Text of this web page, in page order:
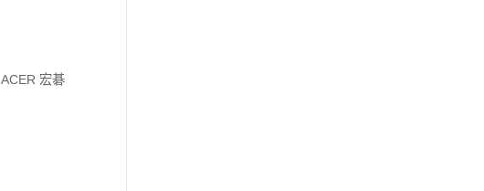
ACER 宏碁